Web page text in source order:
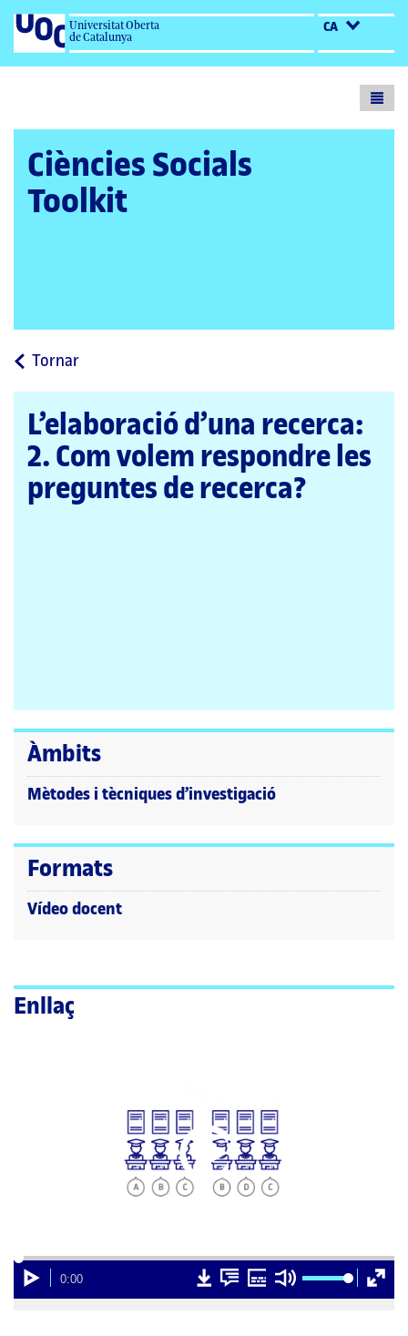
Universitat Oberta
de Catalunya
CA
Ciències Socials
Toolkit
Tornara
pàgina
principal
L’elaboració d’una recerca:
2. Com volem respondre les
preguntes de recerca?
Àmbits
Mètodes i tècniques d’investigació
Formats
Vídeo docent
Enllaç
Reproducció
Current
0:00
Carregat:
0%
:
0%
00:00
Silencia
Subtítols
D
o
w
D
o
w